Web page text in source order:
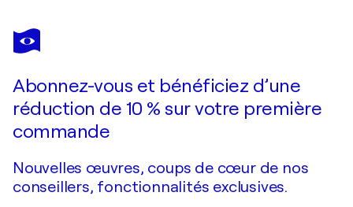
MIN ZOU
Smiling
Abonnez-vous et bénéficiez d’une
réduction de 10 % sur votre première
commande
Nouvelles œuvres, coups de cœur de nos
conseillers, fonctionnalités exclusives.